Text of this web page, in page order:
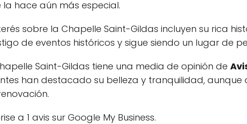
hace aún más especial.
sobre la Chapelle Saint-Gildas incluyen su rica
de eventos históricos y sigue siendo un lugar de
Saint-Gildas tiene una media de opinión de
han destacado su belleza y tranquilidad,
a 1 avis sur Google My Business.